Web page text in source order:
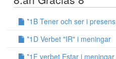
*1B Tener och ser i presens
*1D Verbet "IR" i meningar
*1F verbet Estar i meningar